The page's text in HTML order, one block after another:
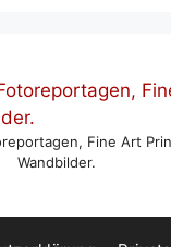
Fine Art
Wandbilder.